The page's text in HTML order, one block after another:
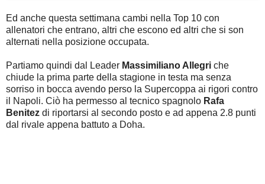
Ed anche questa settimana cambi nella Top 10 con
allenatori che entrano, altri che escono ed altri che si son
alternati nella posizione occupata.
Partiamo quindi dal Leader Massimiliano Allegri che
chiude la prima parte della stagione in testa ma senza
sorriso in bocca avendo perso la Supercoppa ai rigori contro
il Napoli. Ciò ha permesso al tecnico spagnolo Rafa
Benitez di riportarsi al secondo posto e ad appena 2.8 punti
dal rivale appena battuto a Doha.